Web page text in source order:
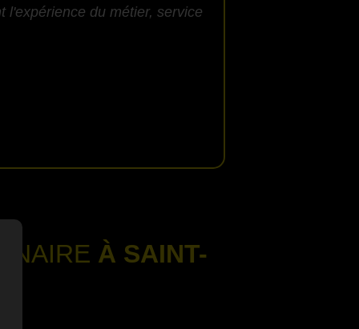
l'expérience du métier, service
À SAINT-